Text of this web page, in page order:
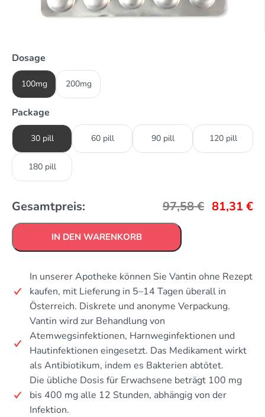
Dosage
100mg 200mg
Package
30 pill 60 pill 90 pill 120 pill
180 pill
Gesamtpreis: 97,58€ 81,31 €
IN DEN WARENKORB
In unserer Apotheke können Sie Vantin ohne Rezept
kaufen, mit Lieferung in 5–14 Tagen überall in
Österreich. Diskrete und anonyme Verpackung.
Vantin wird zur Behandlung von
Atemwegsinfektionen, Harnweginfektionen und
Hautinfektionen eingesetzt. Das Medikament wirkt
als Antibiotikum, indem es Bakterien abtötet.
Die übliche Dosis für Erwachsene beträgt 100 mg
bis 400 mg alle 12 Stunden, abhängig von der
Infektion.